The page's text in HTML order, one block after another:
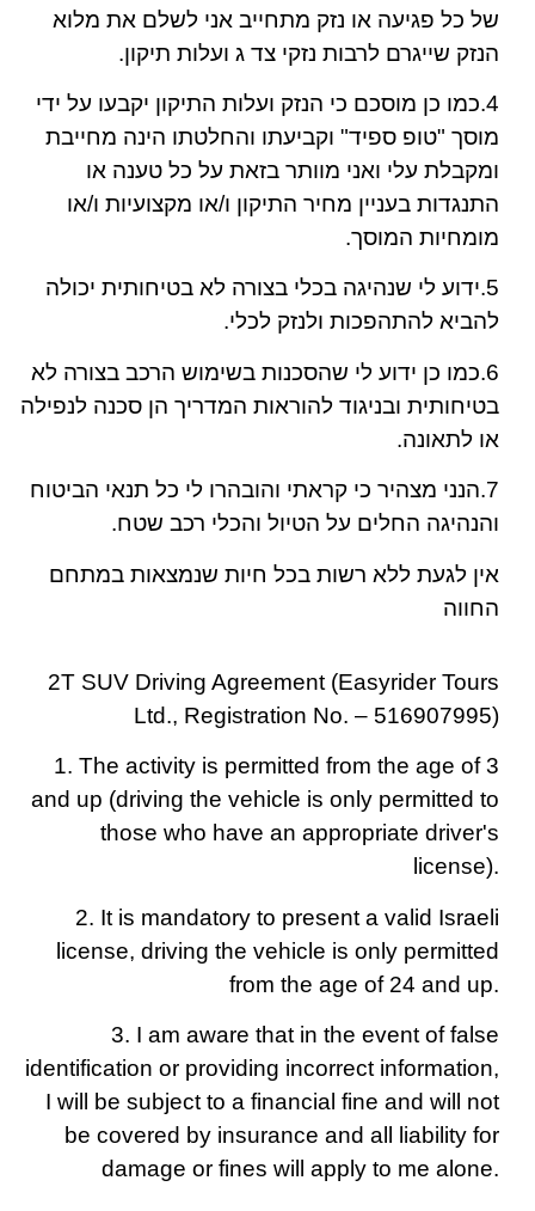
של כל פגיעה או נזק מתחייב אני לשלם את מלוא
הנזק שייגרם לרבות נזקי צד ג ועלות תיקון.
4.כמו כן מוסכם כי הנזק ועלות התיקון יקבעו על ידי
מוסך "טופ ספיד" וקביעתו והחלטתו הינה מחייבת
ומקבלת עלי ואני מוותר בזאת על כל טענה או
התנגדות בעניין מחיר התיקון ו/או מקצועיות ו/או
מומחיות המוסך.
5.ידוע לי שנהיגה בכלי בצורה לא בטיחותית יכולה
להביא להתהפכות ולנזק לכלי.
6.כמו כן ידוע לי שהסכנות בשימוש הרכב בצורה לא
בטיחותית ובניגוד להוראות המדריך הן סכנה לנפילה
או לתאונה.
7.הנני מצהיר כי קראתי והובהרו לי כל תנאי הביטוח
והנהיגה החלים על הטיול והכלי רכב שטח.
אין לגעת ללא רשות בכל חיות שנמצאות במתחם
החווה
2T SUV Driving Agreement (Easyrider Tours
Ltd., Registration No. – 516907995)
1. The activity is permitted from the age of 3
and up (driving the vehicle is only permitted to
those who have an appropriate driver's
license).
2. It is mandatory to present a valid Israeli
license, driving the vehicle is only permitted
from the age of 24 and up.
3. I am aware that in the event of false
identification or providing incorrect information,
I will be subject to a financial fine and will not
be covered by insurance and all liability for
damage or fines will apply to me alone.